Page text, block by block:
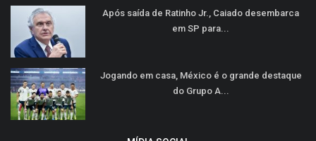
Após saída de Ratinho Jr., Caiado desembarca
em SP para...
Jogando em casa, México é o grande destaque
do Grupo A...